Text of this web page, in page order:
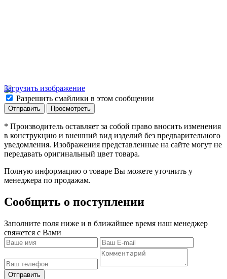
Загрузить изображение
Разрешить смайлики в этом сообщении
* Производитель оставляет за собой право вносить изменения
в конструкцию и внешний вид изделий без предварительного
уведомления. Изображения представленные на сайте могут не
передавать оригинальный цвет товара.
Полную информацию о товаре Вы можете уточнить у
менеджера по продажам.
Сообщить о поступлении
Заполните поля ниже и в ближайшее время наш менеджер
свяжется с Вами